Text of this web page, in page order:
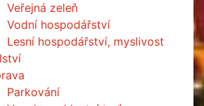
Veřejná zeleň
Vodní hospodářství
Lesní hospodářství, myslivost
Parkování